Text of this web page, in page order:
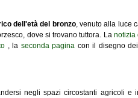
dell'età del bronzo, venuto alla luce
dove si trovano tuttora. La notizia
, la seconda pagina con il disegno
negli spazi circostanti agricoli e